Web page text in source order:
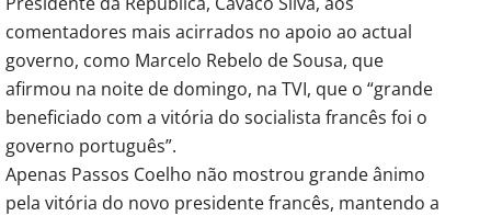
comentadores mais acirrados no apoio ao actual
governo, como Marcelo Rebelo de Sousa, que
afirmou na noite de domingo, na TVI, que o “grande
beneficiado com a vitória do socialista francês foi o
governo português”.
Apenas Passos Coelho não mostrou grande ânimo
pela vitória do novo presidente francês, mantendo a